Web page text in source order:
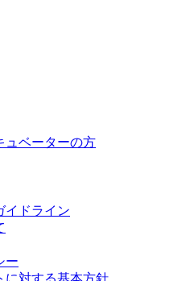
ュベーターの方
イドライン
ー
に対する基本方針